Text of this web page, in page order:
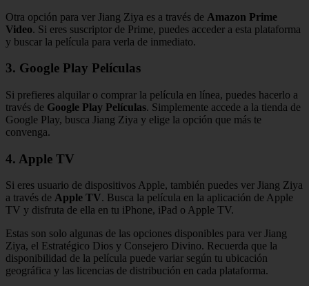
Otra opción para ver Jiang Ziya es a través de Amazon Prime
Video. Si eres suscriptor de Prime, puedes acceder a esta plataforma
y buscar la película para verla de inmediato.
3. Google Play Películas
Si prefieres alquilar o comprar la película en línea, puedes hacerlo a
través de Google Play Películas. Simplemente accede a la tienda de
Google Play, busca Jiang Ziya y elige la opción que más te
convenga.
4. Apple TV
Si eres usuario de dispositivos Apple, también puedes ver Jiang Ziya
a través de Apple TV. Busca la película en la aplicación de Apple
TV y disfruta de ella en tu iPhone, iPad o Apple TV.
Estas son solo algunas de las opciones disponibles para ver Jiang
Ziya, el Estratégico Dios y Consejero Divino. Recuerda que la
disponibilidad de la película puede variar según tu ubicación
geográfica y las licencias de distribución en cada plataforma.